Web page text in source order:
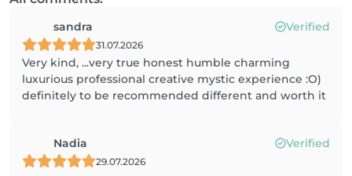
sandra Verified
31.07.2026
Very kind, ...very true honest humble charming
luxurious professional creative mystic experience :O)
definitely to be recommended different and worth it
Nadia Verified
29.07.2026